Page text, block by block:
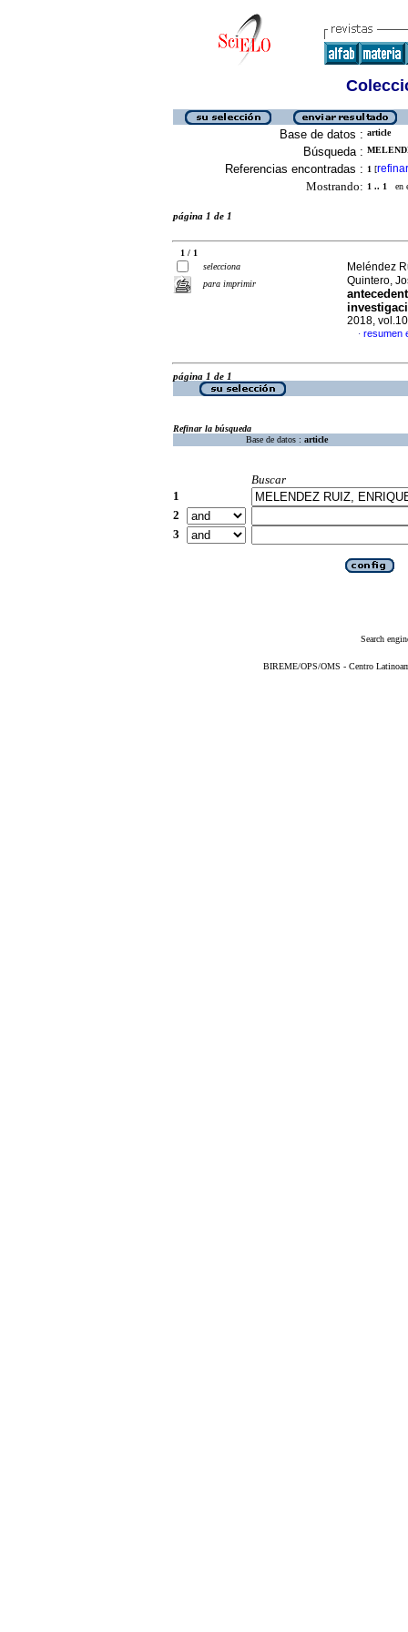
Base de datos : article
Búsqueda :
Referencias encontradas : 1 [refinar
Mostrando: 1 .. 1 en
página 1 de 1
1 / 1
selecciona
para imprimir
Meléndez
Quintero,
2018,
· resumen
página 1 de 1
Refinar la búsqueda
Base de datos : article
Buscar
1
2
3
Search
BIREME/OPS/OMS - Centro